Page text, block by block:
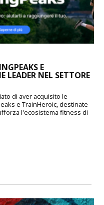
E
LEADER NEL SETTORE
di aver acquisito le
e TrainHeroic, destinate
l'ecosistema fitness di